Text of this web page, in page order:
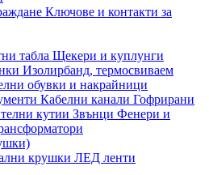
Ключове и контакти за
табла Щекери и куплунги
Изолирбанд, термосвиваем
обувки и накрайници
Кабелни канали Гофрирани
кутии Звънци Фенери и
крушки ЛЕД ленти